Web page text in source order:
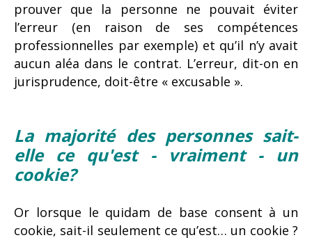
prouver que la personne ne pouvait éviter
l’erreur (en raison de ses compétences
professionnelles par exemple) et qu’il n’y avait
aucun aléa dans le contrat. L’erreur, dit-on en
jurisprudence, doit-être « excusable ».
La majorité des personnes sait-
elle ce qu'est - vraiment - un
cookie?
Or lorsque le quidam de base consent à un
cookie, sait-il seulement ce qu’est… un cookie ?